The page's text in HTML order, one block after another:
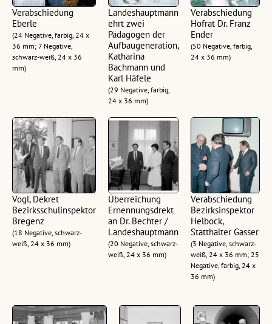
Verabschiedung
Eberle
(24 Negative, farbig, 24 x
36 mm; 7 Negative,
schwarz-weiß, 24 x 36
mm)
Landeshauptmann
ehrt zwei
Pädagogen der
Aufbaugeneration,
Katharina
Bachmann und
Karl Häfele
(29 Negative, farbig,
24 x 36 mm)
Verabschiedung
Hofrat Dr. Franz
Ender
(50 Negative, farbig,
24 x 36 mm)
Vogl, Dekret
Bezirksschulinspektor
Bregenz
(18 Negative, schwarz-
weiß, 24 x 36 mm)
Überreichung
Ernennungsdrekt
an Dr. Bechter /
Landeshauptmann
(20 Negative, schwarz-
weiß, 24 x 36 mm)
Verabschiedung
Bezirksinspektor
Helbock,
Statthalter Gasser
(3 Negative, schwarz-
weiß, 24 x 36 mm; 25
Negative, farbig, 24 x
36 mm)